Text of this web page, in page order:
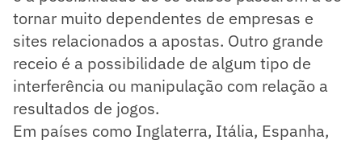
tornar muito dependentes de empresas e
sites relacionados a apostas. Outro grande
receio é a possibilidade de algum tipo de
interferência ou manipulação com relação a
resultados de jogos.
Em países como Inglaterra, Itália, Espanha,